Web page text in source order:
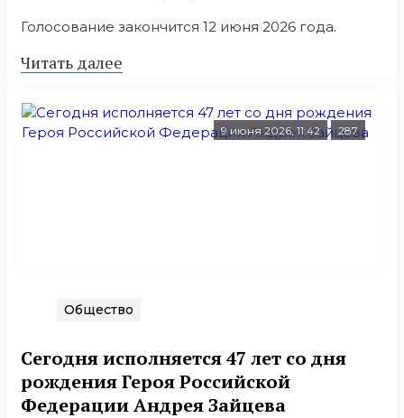
Голосование закончится 12 июня 2026 года.
Читать далее
9 июня 2026, 11:42 287
Общество
Сегодня исполняется 47 лет сo дня
рoждeния Герoя Рoссийской
Федерации Андрея Зайцева